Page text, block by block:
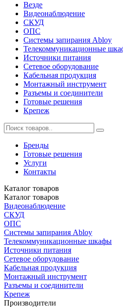
Везде
Видеонаблюдение
СКУД
ОПС
Системы запирания Abloy
Телекоммуникационные
Источники питания
Сетевое оборудование
Кабельная продукция
Монтажный инструмент
Разъемы и соединители
Готовые решения
Крепеж
Бренды
Готовые решения
Услуги
Контакты
Каталог товаров
Каталог товаров
Видеонаблюдение
СКУД
ОПС
Системы запирания Abloy
Телекоммуникационные шкафы
Источники питания
Сетевое оборудование
Кабельная продукция
Монтажный инструмент
Разъемы и соединители
Крепеж
Производители